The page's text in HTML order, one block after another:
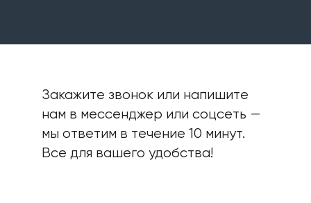
Закажите звонок или напишите
нам в мессенджер или соцсеть —
мы ответим в течение 10 минут.
Все для вашего удобства!